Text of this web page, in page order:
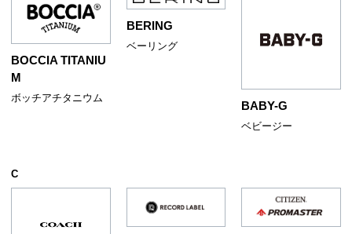
BOCCIA TITANIU
M
ボッチアチタニウム
BERING
ベーリング
BABY-G
ベビージー
C